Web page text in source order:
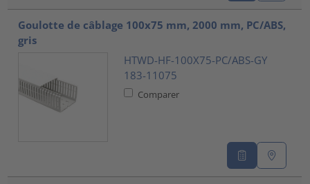
Goulotte de câblage 100x75 mm, 2000 mm, PC/ABS,
gris
HTWD-HF-100X75-PC/ABS-GY
183-11075
Comparer